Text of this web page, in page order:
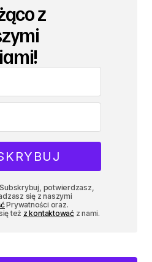
z
potwierdzasz,
się z naszymi
Prywatności oraz.
też z kontaktowaćz nami.